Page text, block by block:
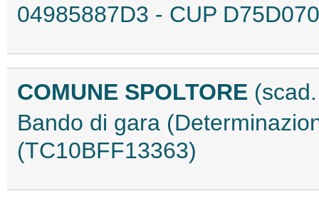
04985887D3 - CUP
COMUNE SPOLTORE
Bando di gara
(TC10BFF13363)